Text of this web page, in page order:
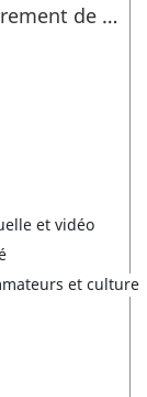
de …
et vidéo
et culture